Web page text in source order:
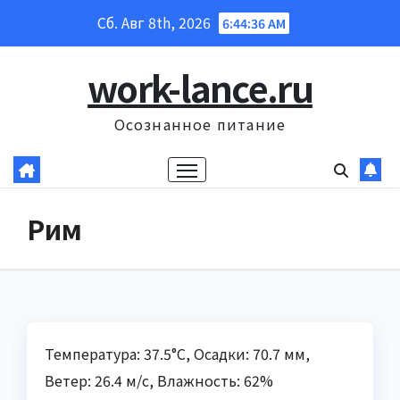
Сб. Авг 8th, 2026 6:44:37 AM
work-lance.ru
Осознанное питание
Рим
Температура: 37.5°C, Осадки: 70.7 мм,
Ветер: 26.4 м/с, Влажность: 62%